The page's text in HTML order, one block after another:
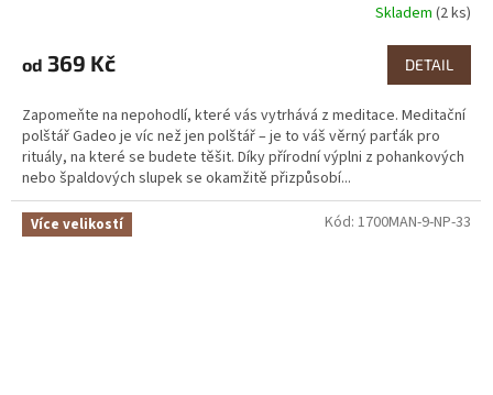
produktu
je
z
5
hvězdiček.
Skladem(2 ks)
od 369 Kč DETAIL
Zapomeňte na nepohodlí, které vás vytrhává z meditace. Meditační
polštář Gadeo je víc než jen polštář – je to váš věrný parťák pro
rituály, na které se budete těšit. Díky přírodní výplni z pohankových
nebo špaldových slupek se okamžitě přizpůsobí...
Více velikostí Kód: 1700MAN-9-NP-33